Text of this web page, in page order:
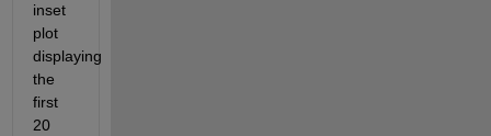
inset
plot
displaying
the
first
20